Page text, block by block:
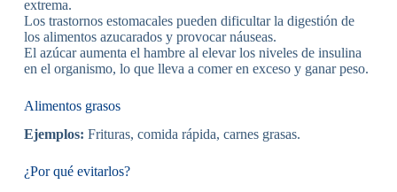
extrema.
Los trastornos estomacales pueden dificultar la digestión de
los alimentos azucarados y provocar náuseas.
El azúcar aumenta el hambre al elevar los niveles de insulina
en el organismo, lo que lleva a comer en exceso y ganar peso.
Alimentos grasos
Ejemplos: Frituras, comida rápida, carnes grasas.
¿Por qué evitarlos?